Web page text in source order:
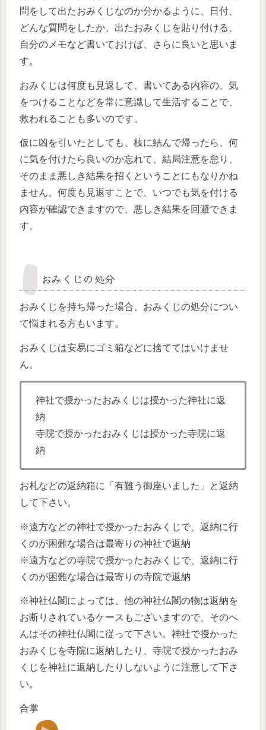
問をして出たおみくじなのか分かるように、日付、
どんな質問をしたか、出たおみくじを貼り付ける、
自分のメモなど書いておけば、さらに良いと思いま
す。
おみくじは何度も見返して、書いてある内容の、気
をつけることなどを常に意識して生活することで、
救われることも多いのです。
仮に凶を引いたとしても、枝に結んで帰ったら、何
に気を付けたら良いのか忘れて、結局注意を怠り、
そのまま悪しき結果を招くということにもなりかね
ません。何度も見返すことで、いつでも気を付ける
内容が確認できますので、悪しき結果を回避できま
す。
おみくじの処分
おみくじを持ち帰った場合、おみくじの処分につい
て悩まれる方もいます。
おみくじは安易にゴミ箱などに捨ててはいけませ
ん。
神社で授かったおみくじは授かった神社に返
納
寺院で授かったおみくじは授かった寺院に返
納
お札などの返納箱に「有難う御座いました」と返納
して下さい。
※遠方などの神社で授かったおみくじで、返納に行
くのが困難な場合は最寄りの神社で返納
※遠方などの寺院で授かったおみくじで、返納に行
くのが困難な場合は最寄りの寺院で返納
※神社仏閣によっては、他の神社仏閣の物は返納を
お断りされているケースもございますので、そのへ
んはその神社仏閣に従って下さい。神社で授かった
おみくじを寺院に返納したり、寺院で授かったおみ
くじを神社に返納したりしないように注意して下さ
い。
合掌